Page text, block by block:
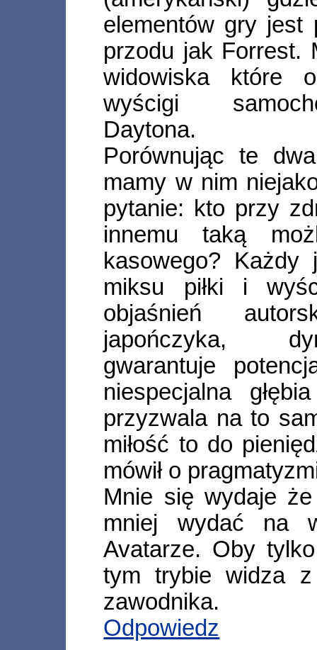
elementów gry jest
przodu jak Forrest.
widowiska które
wyścigi
Daytona.
Porównując te
mamy w nim
pytanie: kto przy
innemu taką
kasowego? Każdy
miksu piłki i
objaśnień
japończyka,
gwarantuje
niespecjalna
przyzwala na to
miłość to do
mówił o
Mnie się wydaje
mniej wydać na
Avatarze. Oby
tym trybie widza
zawodnika.
Odpowiedz